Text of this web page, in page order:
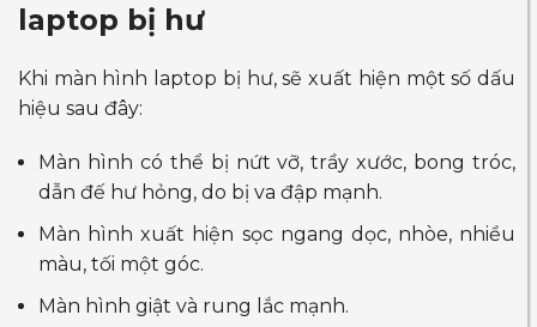
laptop bị hư
Khi màn hình laptop bị hư, sẽ xuất hiện một số dấu
hiệu sau đây:
Màn hình có thể bị nứt vỡ, trầy xước, bong tróc,
dẫn đế hư hỏng, do bị va đập mạnh.
Màn hình xuất hiện sọc ngang dọc, nhòe, nhiều
màu, tối một góc.
Màn hình giật và rung lắc mạnh.